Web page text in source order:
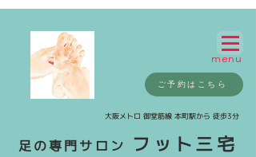
menu
ご予約はこちら
​大阪メトロ 御堂筋線 本町駅から 徒歩3分
足の専門サロン フット三宅